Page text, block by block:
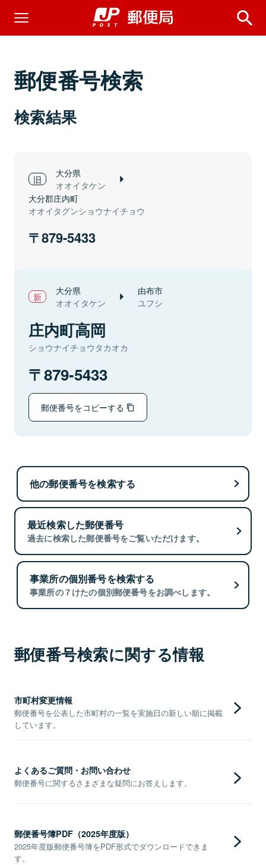
郵便番号検索
検索結果
大分県
オオイタケン
大分郡庄内町
オオイタグンショウナイチョウ
879-5433
大分県
オオイタケン
由布市
ユフシ
庄内町高岡
ショウナイチョウタカオカ
879-5433
郵便番号をコピーする
他の郵便番号を検索する
最近検索した郵便番号
過去に検索した郵便番号をご覧いただけます。
事業所の個別番号を検索する
事業所の７けたの個別郵便番号をお調べします。
郵便番号検索に関する情報
市町村変更情報
郵便番号を公表した市町村の一覧を実施日の新しい順に掲載
しています。
よくあるご質問・お問い合わせ
郵便番号に関するさまざまな疑問にお答えします。
郵便番号簿PDF（2025年度版）
2025年度版郵便番号簿をPDF形式でダウンロードできま
す。